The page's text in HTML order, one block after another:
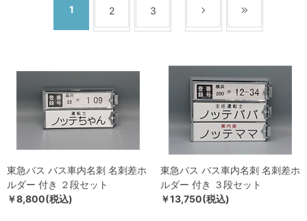
1 2 3
東急バス バス車内名刺 名刺差ホ
ルダー 付き ２段セット
￥8,800(税込)
東急バス バス車内名刺 名刺差ホ
ルダー 付き ３段セット
￥13,750(税込)